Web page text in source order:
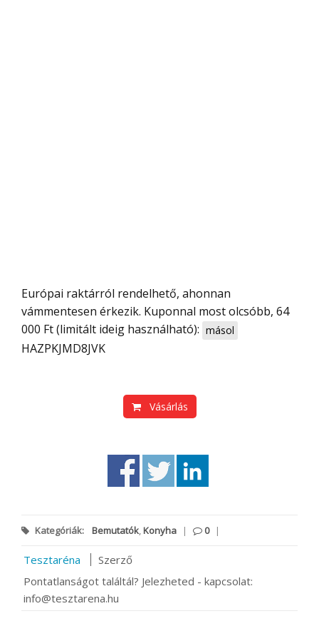
Európai raktárról rendelhető, ahonnan
vámmentesen érkezik. Kuponnal most olcsóbb, 64
000 Ft (limitált ideig használható): másol
HAZPKJMD8JVK
Vásárlás
Kategóriák: Bemutatók,Konyha | 0 |
Tesztaréna
Szerző
Pontatlanságot találtál? Jelezheted - kapcsolat:
info@tesztarena.hu